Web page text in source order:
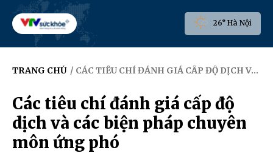
26° Hà Nội
TRANG CHỦ / CÁC TIÊU CHÍ ĐÁNH GIÁ CẤP ĐỘ DỊCH VÀ CÁC BIỆN PHÁP CHUYÊN MÔN ỨNG PHÓ
Các tiêu chí đánh giá cấp độ
dịch và các biện pháp chuyên
môn ứng phó